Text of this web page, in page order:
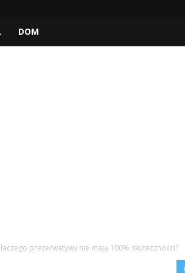
DOM
prezerwatywy nie mają 100% skuteczności?